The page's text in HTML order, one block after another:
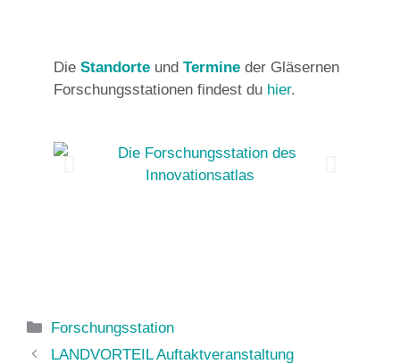
Die Standorte und Termine der Gläsernen
Forschungsstationen findest du hier.
Forschungsstation
LANDVORTEIL Auftaktveranstaltung